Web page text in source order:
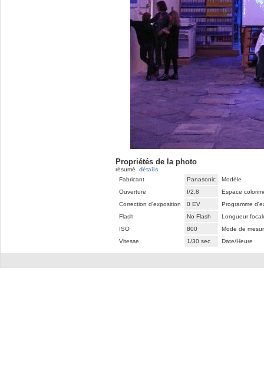
Propriétés de la photo
résumé détails
Fabricant
Panasonic
Modèle
Ouverture
f/2,8
Espace
Correction d'exposition
0 EV
Programme
Flash
No Flash
Longueur
ISO
800
Mode de
Vitesse
1/30 sec Date/Heure